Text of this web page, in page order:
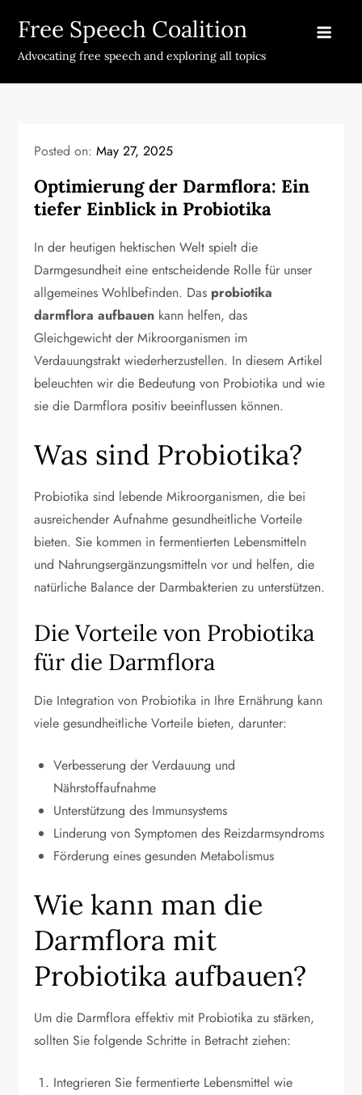
content
Free Speech Coalition
Advocating free speech and exploring all topics
Posted on:May 27, 2025
Optimierung der Darmflora: Ein
tiefer Einblick in Probiotika
In der heutigen hektischen Welt spielt die
Darmgesundheit eine entscheidende Rolle für unser
allgemeines Wohlbefinden. Das probiotika
darmflora aufbauen kann helfen, das
Gleichgewicht der Mikroorganismen im
Verdauungstrakt wiederherzustellen. In diesem Artikel
beleuchten wir die Bedeutung von Probiotika und wie
sie die Darmflora positiv beeinflussen können.
Was sind Probiotika?
Probiotika sind lebende Mikroorganismen, die bei
ausreichender Aufnahme gesundheitliche Vorteile
bieten. Sie kommen in fermentierten Lebensmitteln
und Nahrungsergänzungsmitteln vor und helfen, die
natürliche Balance der Darmbakterien zu unterstützen.
Die Vorteile von Probiotika
für die Darmflora
Die Integration von Probiotika in Ihre Ernährung kann
viele gesundheitliche Vorteile bieten, darunter:
Verbesserung der Verdauung und
Nährstoffaufnahme
Unterstützung des Immunsystems
Linderung von Symptomen des Reizdarmsyndroms
Förderung eines gesunden Metabolismus
Wie kann man die
Darmflora mit
Probiotika aufbauen?
Um die Darmflora effektiv mit Probiotika zu stärken,
sollten Sie folgende Schritte in Betracht ziehen:
Integrieren Sie fermentierte Lebensmittel wie